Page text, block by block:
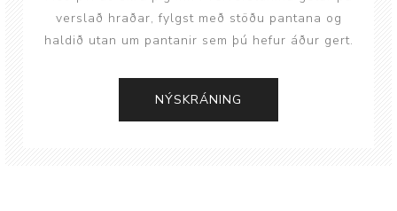
verslað hraðar, fylgst með stöðu pantana og
haldið utan um pantanir sem þú hefur áður gert.